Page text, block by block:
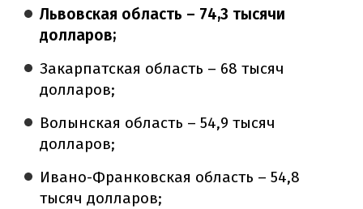
Львовская область – 74,3 тысячи
долларов;
Закарпатская область – 68 тысяч
долларов;
Волынская область – 54,9 тысяч
долларов;
Ивано-Франковская область – 54,8
тысяч долларов;